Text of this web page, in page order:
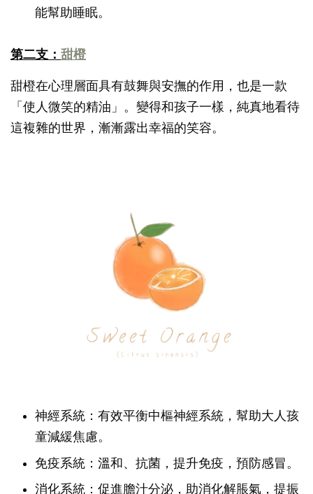
能幫助睡眠。
第二支： 甜橙
甜橙在心理層面具有鼓舞與安撫的作用，也是一款
「使人微笑的精油」。變得和孩子一樣，純真地看待
這複雜的世界，漸漸露出幸福的笑容。
神經系統：有效平衡中樞神經系統，幫助大人孩
童減緩焦慮。
免疫系統：溫和、抗菌，提升免疫，預防感冒。
消化系統：促進膽汁分泌，助消化解脹氣，提振